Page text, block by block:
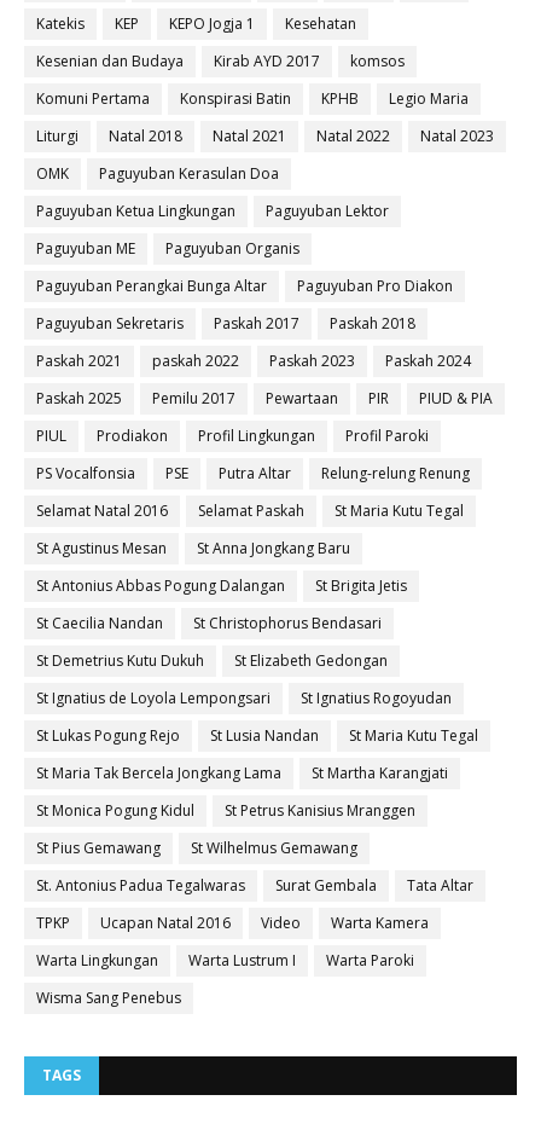
Katekis
KEP KEPO Jogja 1
Kesehatan
Kesenian dan Budaya
Kirab AYD 2017
komsos
Komuni Pertama
Konspirasi Batin KPHB
Legio Maria
Liturgi
Natal 2018 Natal 2021 Natal 2022
Natal 2023
OMK
Paguyuban Kerasulan Doa
Paguyuban Ketua Lingkungan
Paguyuban Lektor
Paguyuban ME
Paguyuban Organis
Paguyuban Perangkai Bunga Altar
Paguyuban Pro Diakon
Paguyuban Sekretaris
Paskah 2017
Paskah 2018
Paskah 2021
paskah 2022 Paskah 2023
Paskah 2024
Paskah 2025
Pemilu 2017 Pewartaan PIR
PIUD & PIA
PIUL
Prodiakon Profil Lingkungan
Profil Paroki
PS Vocalfonsia
PSE Putra Altar
Relung-relung Renung
Selamat Natal 2016
Selamat Paskah
St Maria Kutu Tegal
St Agustinus Mesan
St Anna Jongkang Baru
St Antonius Abbas Pogung Dalangan
St Brigita Jetis
St Caecilia Nandan
St Christophorus Bendasari
St Demetrius Kutu Dukuh
St Elizabeth Gedongan
St Ignatius de Loyola Lempongsari
St Ignatius Rogoyudan
St Lukas Pogung Rejo
St Lusia Nandan
St Maria Kutu Tegal
St Maria Tak Bercela Jongkang Lama
St Martha Karangjati
St Monica Pogung Kidul
St Petrus Kanisius Mranggen
St Pius Gemawang
St Wilhelmus Gemawang
St. Antonius Padua Tegalwaras
Surat Gembala
Tata Altar
TPKP
Ucapan Natal 2016 Video
Warta Kamera
Warta Lingkungan
Warta Lustrum I
Warta Paroki
Wisma Sang Penebus
TAGS